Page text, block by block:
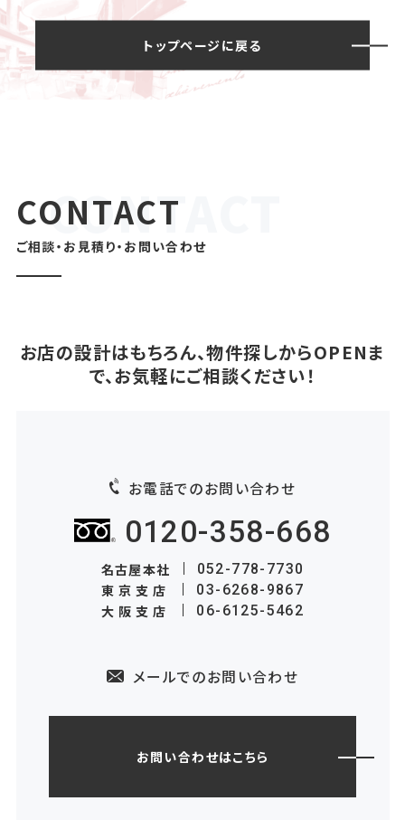
トップページに戻る
CONTACT
ご相談・お見積り・お問い合わせ
お店の設計はもちろん、物件探しからOPENま
で、お気軽にご相談ください！
お電話でのお問い合わせ
0120-358-668
名古屋本社 052-778-7730
東京支店 03-6268-9867
大阪支店 06-6125-5462
メールでのお問い合わせ
お問い合わせはこちら